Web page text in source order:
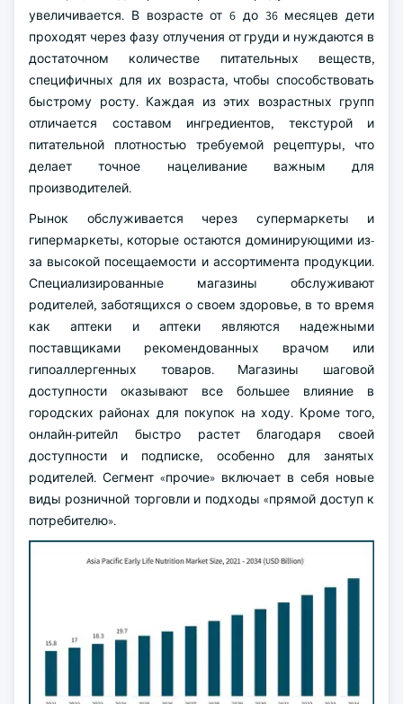
увеличивается. В возрасте от 6 до 36 месяцев дети
проходят через фазу отлучения от груди и нуждаются в
достаточном количестве питательных веществ,
специфичных для их возраста, чтобы способствовать
быстрому росту. Каждая из этих возрастных групп
отличается составом ингредиентов, текстурой и
питательной плотностью требуемой рецептуры, что
делает точное нацеливание важным для
производителей.
Рынок обслуживается через супермаркеты и
гипермаркеты, которые остаются доминирующими из-
за высокой посещаемости и ассортимента продукции.
Специализированные магазины обслуживают
родителей, заботящихся о своем здоровье, в то время
как аптеки и аптеки являются надежными
поставщиками рекомендованных врачом или
гипоаллергенных товаров. Магазины шаговой
доступности оказывают все большее влияние в
городских районах для покупок на ходу. Кроме того,
онлайн-ритейл быстро растет благодаря своей
доступности и подписке, особенно для занятых
родителей. Сегмент «прочие» включает в себя новые
виды розничной торговли и подходы «прямой доступ к
потребителю».